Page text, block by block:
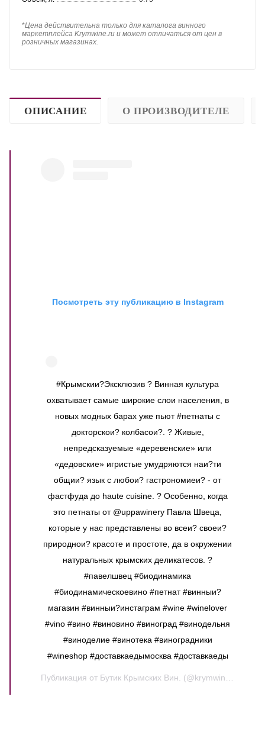
*Цена действительна только для каталога винного
маркетплейса Krymwine.ru и может отличаться от цен в
розничных магазинах.
ОПИСАНИЕ О ПРОИЗВОДИТЕЛЕ
Посмотреть эту публикацию в Instagram
#Крымскии?Эксклюзив ? Винная культура
охватывает самые широкие слои населения, в
новых модных барах уже пьют #петнаты с
докторскои? колбасои?. ? Живые,
непредсказуемые «деревенские» или
«дедовские» игристые умудряются наи?ти
общии? язык с любои? гастрономиеи? - от
фастфуда до haute cuisine. ? Особенно, когда
это петнаты от @uppawinery Павла Швеца,
которые у нас представлены во всеи? своеи?
природнои? красоте и простоте, да в окружении
натуральных крымских деликатесов. ?
#павелшвец #биодинамика
#биодинамическоевино #петнат #винныи?
магазин #винныи?инстаграм #wine #winelover
#vino #вино #виновино #виноград #винодельня
#виноделие #винотека #виноградники
#wineshop #доставкаедымосква #доставкаеды
Публикация от Бутик Крымских Вин. (@krymwine)